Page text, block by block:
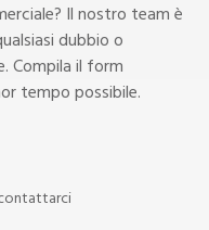
Il nostro team è
dubbio o
Compila il form
tempo possibile.